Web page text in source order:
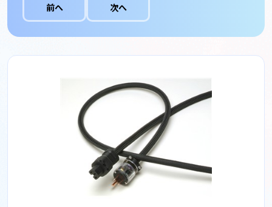
前へ 次へ